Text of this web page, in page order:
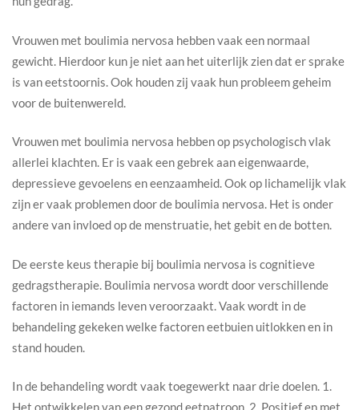
Vrouwen met boulimia nervosa hebben vaak een normaal
gewicht. Hierdoor kun je niet aan het uiterlijk zien dat er sprake
is van eetstoornis. Ook houden zij vaak hun probleem geheim
voor de buitenwereld.
Vrouwen met boulimia nervosa hebben op psychologisch vlak
allerlei klachten. Er is vaak een gebrek aan eigenwaarde,
depressieve gevoelens en eenzaamheid. Ook op lichamelijk vlak
zijn er vaak problemen door de boulimia nervosa. Het is onder
andere van invloed op de menstruatie, het gebit en de botten.
De eerste keus therapie bij boulimia nervosa is cognitieve
gedragstherapie. Boulimia nervosa wordt door verschillende
factoren in iemands leven veroorzaakt. Vaak wordt in de
behandeling gekeken welke factoren eetbuien uitlokken en in
stand houden.
In de behandeling wordt vaak toegewerkt naar drie doelen. 1.
Het ontwikkelen van een gezond eetpatroon. 2. Positief en met